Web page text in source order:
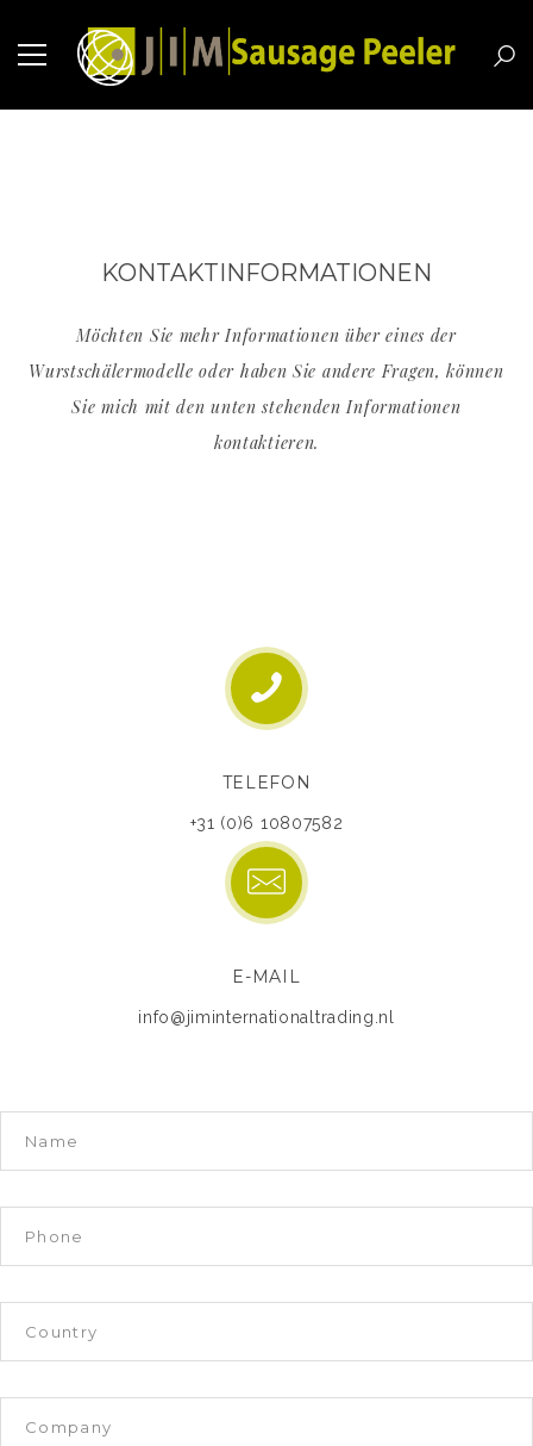
KONTAKTINFORMATIONEN
Möchten Sie mehr Informationen über eines der
Wurstschälermodelle oder haben Sie andere Fragen, können
Sie mich mit den unten stehenden Informationen
kontaktieren.
TELEFON
+31 (0)6 10807582
E-MAIL
info@jiminternationaltrading.nl